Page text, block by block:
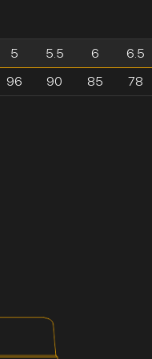
5
96
5.5
90
6
85
6.5
78